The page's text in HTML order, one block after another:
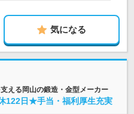
気になる
える岡山の鍛造・金型メーカー
122日★手当・福利厚生充実